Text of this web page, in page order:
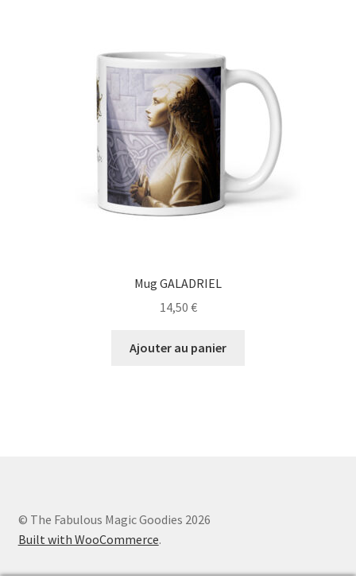
Mug GALADRIEL
14,50 €
Ajouter au panier
© The Fabulous Magic Goodies 2026
Built with WooCommerce.